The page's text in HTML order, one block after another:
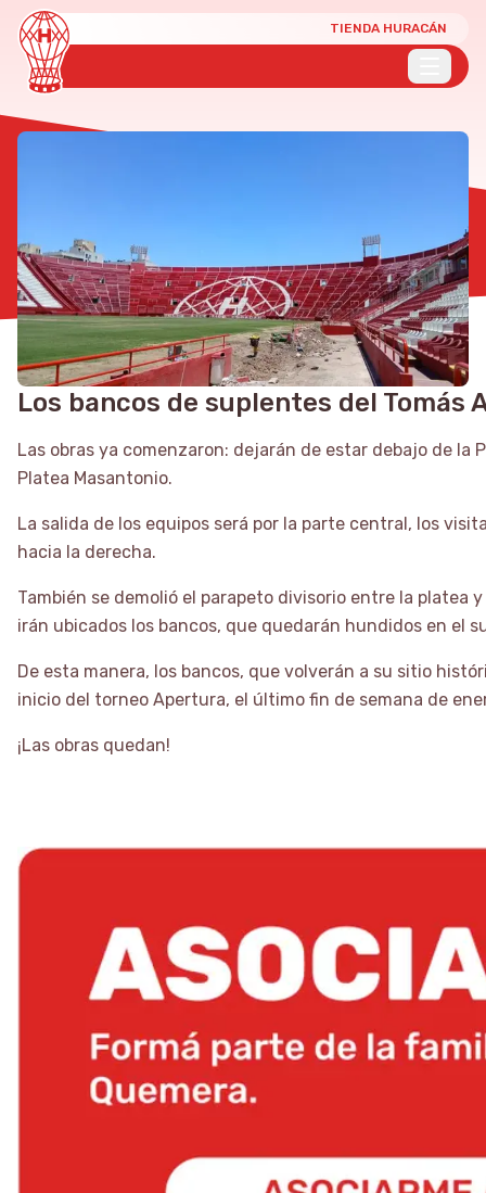
TIENDA HURACÁN
Los bancos de suplentes del Tomás
Las obras ya comenzaron: dejarán de estar debajo de la
Platea Masantonio.
La salida de los equipos será por la parte central, los
hacia la derecha.
También se demolió el parapeto divisorio entre la platea
irán ubicados los bancos, que quedarán hundidos en el
De esta manera, los bancos, que volverán a su sitio
inicio del torneo Apertura, el último fin de semana de
¡Las obras quedan!